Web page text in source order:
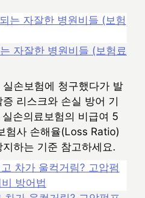
자잘한 병원비들 (보험료
손보험에 청구했다가 발
리스크와 손실 방어 기
손의료보험의 비급여 5
험사 손해율(Loss Ratio)
하는 기준 참고하세요.